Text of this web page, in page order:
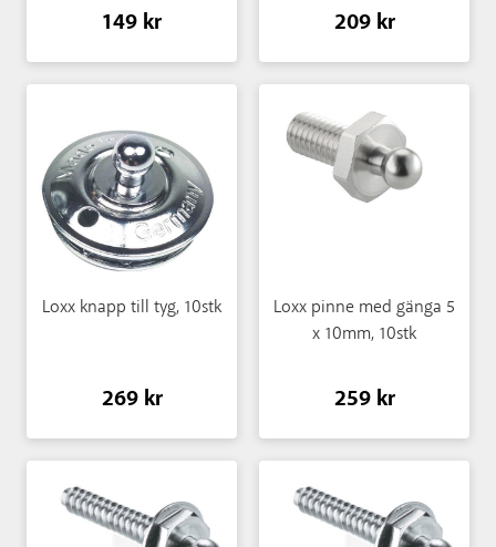
149 kr 209 kr
Loxx knapp till tyg, 10stk
269 kr
Loxx pinne med gänga 5
x 10mm, 10stk
259 kr